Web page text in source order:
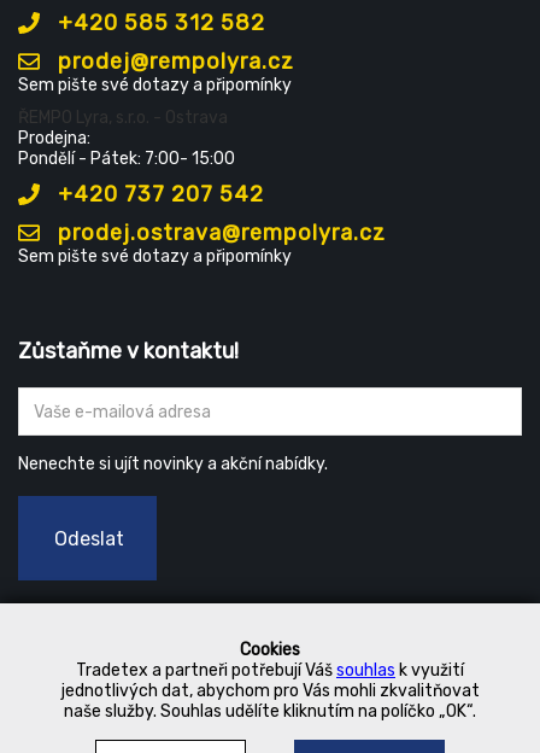
Cookies
Tradetex a partneři potřebují Vášsouhlas k využití
jednotlivých dat, abychom pro Vás mohli zkvalitňovat
naše služby. Souhlas udělíte kliknutím na políčko „OK“.
+420 585 312 582
prodej@rempolyra.cz
Sem pište své dotazy a připomínky
ŘEMPO Lyra, s.r.o. - Ostrava
Prodejna:
Pondělí - Pátek: 7:00- 15:00
+420 737 207 542
prodej.ostrava@rempolyra.cz
Sem pište své dotazy a připomínky
Zůstaňme v kontaktu!
Nenechte si ujít novinky a akční nabídky.
Odeslat